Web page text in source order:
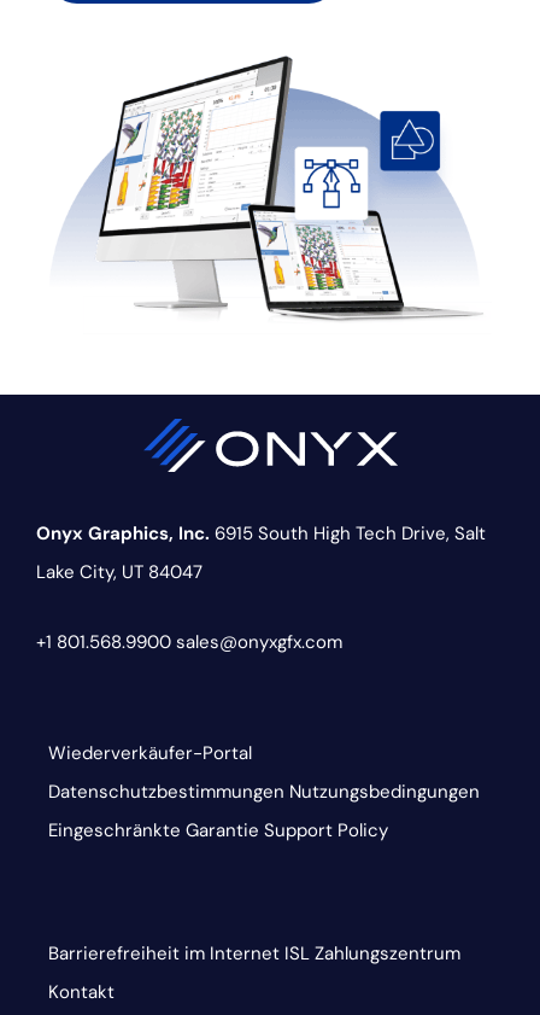
Onyx Graphics, Inc. 6915 South High Tech Drive, Salt
Lake City, UT 84047
+1 801.568.9900 sales@onyxgfx.com
Wiederverkäufer-Portal
Datenschutzbestimmungen Nutzungsbedingungen
Eingeschränkte Garantie Support Policy
Barrierefreiheit im Internet ISL Zahlungszentrum
Kontakt